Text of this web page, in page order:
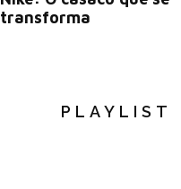
transforma
PLAYLIST